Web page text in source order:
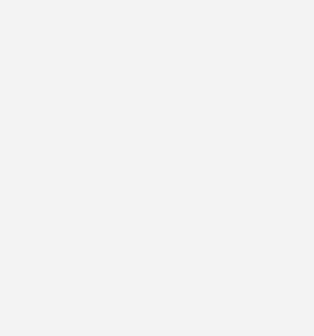
2015
Pflichten